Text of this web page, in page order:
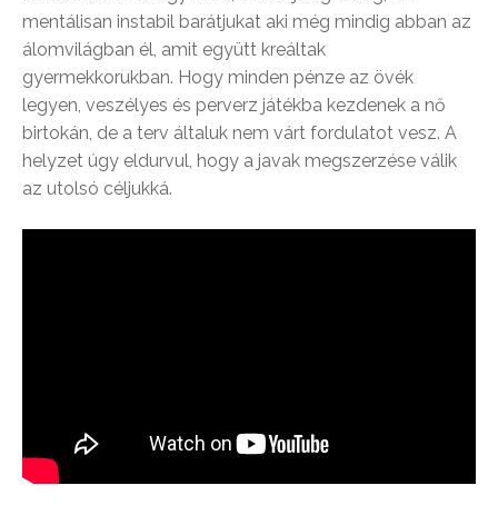
mentálisan instabil barátjukat aki még mindig abban az
álomvilágban él, amit együtt kreáltak
gyermekkorukban. Hogy minden pénze az övék
legyen, veszélyes és perverz játékba kezdenek a nő
birtokán, de a terv általuk nem várt fordulatot vesz. A
helyzet úgy eldurvul, hogy a javak megszerzése válik
az utolsó céljukká.